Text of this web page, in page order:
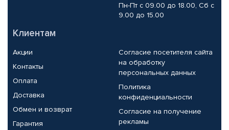
Пн-Пт с 09.00 до 18.00, Сб с
9.00 до 15.00
Клиентам
Акции
Контакты
Оплата
Доставка
Обмен и возврат
Гарантия
Согласие посетителя сайта
на обработку
персональных данных
Политика
конфиденциальности
Согласие на получение
рекламы